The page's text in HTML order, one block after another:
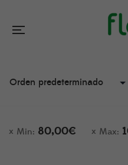
Min: 80,00€ Max: